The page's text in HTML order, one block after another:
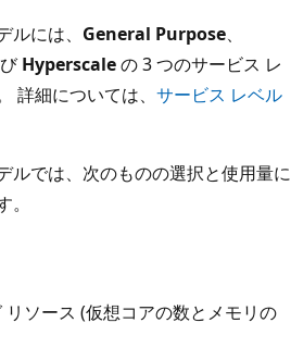
には、 General Purpose、
Hyperscaleの 3 つのサービス レ
詳細については、 サービス レベル
ルでは、次のものの選択と使用量に
リソース (仮想コアの数とメモリの